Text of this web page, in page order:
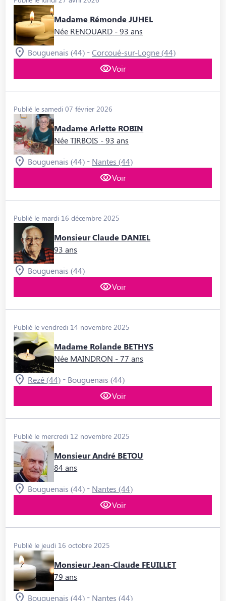
Madame Rémonde JUHEL
Née RENOUARD - 93 ans
Bouguenais (44) -Corcoué-sur-Logne (44)
Voir
Publié le samedi 07 février 2026
Madame Arlette ROBIN
Née TIRBOIS - 93 ans
Bouguenais (44) - Nantes (44)
Voir
Publié le mardi 16 décembre 2025
Monsieur Claude DANIEL
93 ans
Bouguenais (44)
Voir
Publié le vendredi 14 novembre 2025
Madame Rolande BETHYS
Née MAINDRON - 77 ans
Rezé (44) - Bouguenais (44)
Voir
Publié le mercredi 12 novembre 2025
Monsieur André BETOU
84 ans
Bouguenais (44) - Nantes (44)
Voir
Publié le jeudi 16 octobre 2025
Monsieur Jean-Claude FEUILLET
79 ans
Bouguenais (44) - Nantes (44)